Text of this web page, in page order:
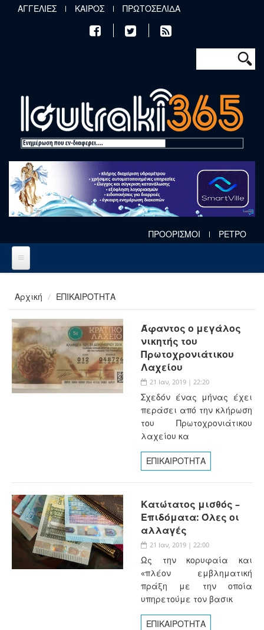
Παράκαμψη προς το κυρίως περιεχόμενο
ΑΓΓΕΛΙΕΣ ΚΑΙΡΟΣ ΠΡΩΤΟΣΕΛΙΔΑ
Φόρμα
Αναζήτηση
ΠΡΟΟΡΙΣΜΟΙ ΡΕΤΡΟ
Αρχική ΕΠΙΚΑΙΡΟΤΗΤΑ
Άφαντος ο μεγάλος
νικητής του
Πρωτοχρονιάτικου
Λαχείου
21 Ιαν, 2019 | 22:20
Σχεδόν ένας μήνας έχει
περάσει από την κλήρωση
του Πρωτοχρονιάτικου
λαχείου κα
ΕΠΙΚΑΙΡΟΤΗΤΑ
Κατώτατος μισθός –
Επιδόματα: Όλες οι
αλλαγές
21 Ιαν, 2019 | 22:00
Ως την κορυφαία και
«πλέον εμβληματική
πράξη με την οποία
υπηρετούμε τον βασικ
ΕΠΙΚΑΙΡΟΤΗΤΑ